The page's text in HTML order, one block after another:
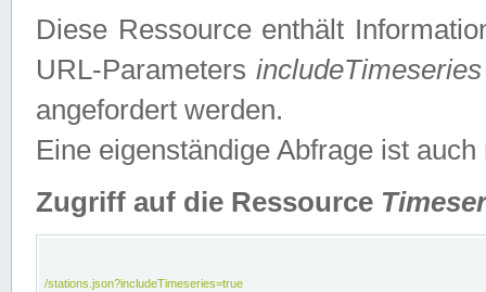
Diese Ressource enthält
URL-ParametersincludeTimeseries
angefordert werden.
Eine eigenständige Abfrage ist auch
Zugriff auf die Ressource
/stations.json?includeTimeseries=true